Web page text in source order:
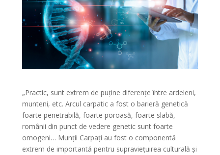
„Practic, sunt extrem de puține diferențe între ardeleni,
munteni, etc. Arcul carpatic a fost o barieră genetică
foarte penetrabilă, foarte poroasă, foarte slabă,
românii din punct de vedere genetic sunt foarte
omogeni… Munții Carpați au fost o componentă
extrem de importantă pentru supraviețuirea culturală și